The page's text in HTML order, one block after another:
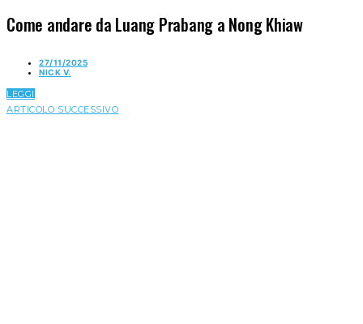
Come andare da Luang Prabang a Nong Khiaw
27/11/2025
NICK V.
LEGGI
ARTICOLO SUCCESSIVO